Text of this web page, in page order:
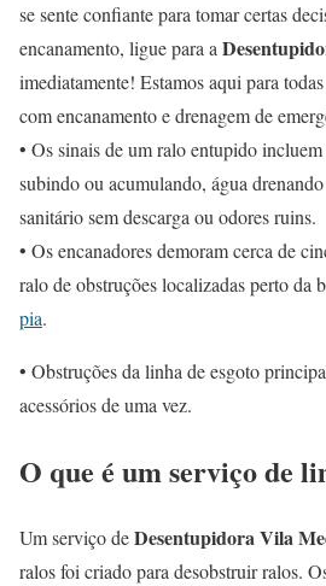
se sente confiante para tomar certas
encanamento, ligue para a
imediatamente! Estamos aqui para
com encanamento e drenagem de
• Os sinais de um ralo entupido
subindo ou acumulando, água
sanitário sem descarga ou odores ruins.
• Os encanadores demoram cerca de
ralo de obstruções localizadas perto da
pia.
• Obstruções da linha de esgoto
acessórios de uma vez.
O que é um serviço de
Um serviço deDesentupidora Vila
ralos foi criado para desobstruir ralos.